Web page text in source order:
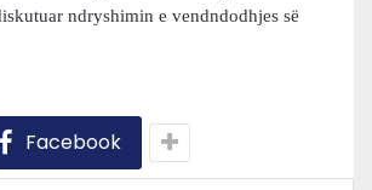
ndryshimin e vendndodhjes së
Facebook